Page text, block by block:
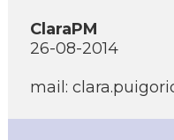
ClaraPM
26-08-2014
mail: